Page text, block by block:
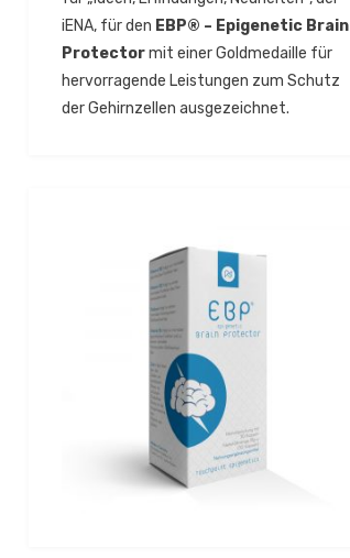
iENA, für den EBP® – Epigenetic Brain
Protectormit einer Goldmedaille für
hervorragende Leistungen zum Schutz
der Gehirnzellen ausgezeichnet.